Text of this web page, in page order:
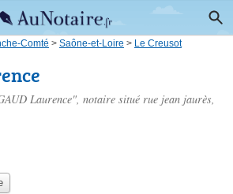
Comté > Saône-et-Loire > Le Creusot
Laurence", notaire situé rue jean jaurès,